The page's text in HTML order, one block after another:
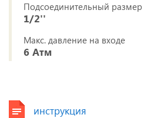
Подсоединительный размер
1/2''
Макс. давление на входе
6 Атм
инструкция